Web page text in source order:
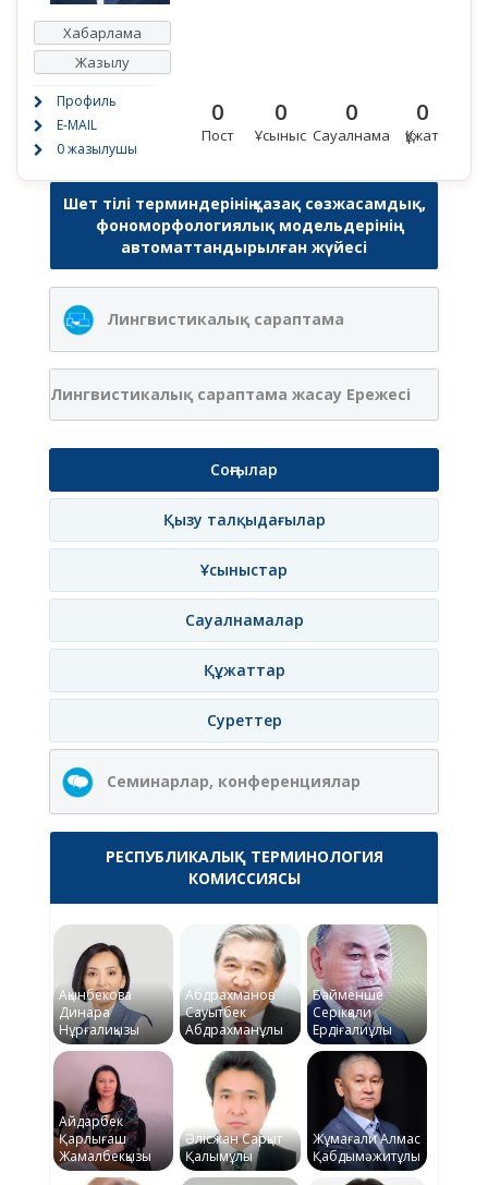
Хабарлама
Жазылу
Профиль
E-MAIL
0 жазылушы
0
Пост
0
Ұсыныс
0
Сауалнама
0
Құжат
Шет тілі терминдерінің қазақ сөзжасамдық,
фономорфологиялық модельдерінің
автоматтандырылған жүйесі
Лингвистикалық сараптама
Лингвистикалық сараптама жасау Ережесі
Соңғылар
Қызу талқыдағылар
Ұсыныстар
Сауалнамалар
Құжаттар
Суреттер
Семинарлар, конференциялар
РЕСПУБЛИКАЛЫҚ ТЕРМИНОЛОГИЯ
КОМИССИЯСЫ
Ақынбекова
Динара
Нұрғалиқызы
Абдрахманов
Сауытбек
Абдрахманұлы
Байменше
Серікқали
Ердіғалиұлы
Айдарбек
Қарлығаш
Жамалбекқызы
Әлісжан Сарқыт
Қалымұлы
Жұмағали Алмас
Қабдымәжитұлы